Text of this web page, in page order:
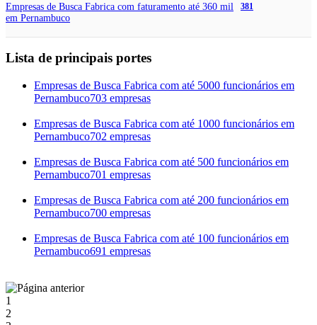
Empresas de Busca Fabrica com faturamento até 360 mil
em Pernambuco
381
Lista de principais portes
Empresas de Busca Fabrica com até 5000 funcionários em
Pernambuco703 empresas
Empresas de Busca Fabrica com até 1000 funcionários em
Pernambuco702 empresas
Empresas de Busca Fabrica com até 500 funcionários em
Pernambuco701 empresas
Empresas de Busca Fabrica com até 200 funcionários em
Pernambuco700 empresas
Empresas de Busca Fabrica com até 100 funcionários em
Pernambuco691 empresas
1
2